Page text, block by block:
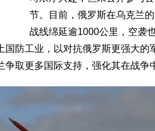
节。目前，俄罗斯在乌克兰
战线绵延逾1000公里，空袭
防工业，以对抗俄罗斯更强大的
取更多国际支持，强化其在战争